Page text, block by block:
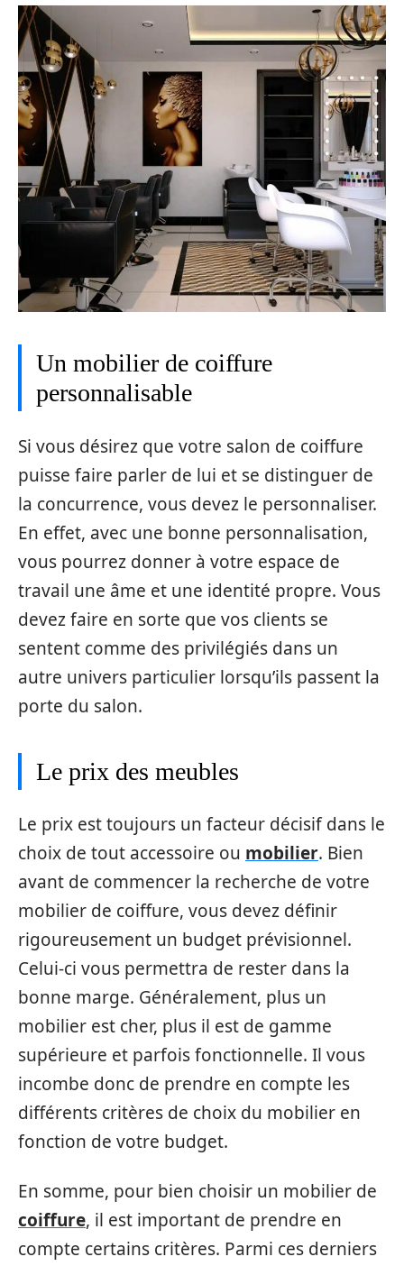
Un mobilier de coiffure
personnalisable
Si vous désirez que votre salon de coiffure
puisse faire parler de lui et se distinguer de
la concurrence, vous devez le personnaliser.
En effet, avec une bonne personnalisation,
vous pourrez donner à votre espace de
travail une âme et une identité propre. Vous
devez faire en sorte que vos clients se
sentent comme des privilégiés dans un
autre univers particulier lorsqu’ils passent la
porte du salon.
Le prix des meubles
Le prix est toujours un facteur décisif dans le
choix de tout accessoire ou mobilier. Bien
avant de commencer la recherche de votre
mobilier de coiffure, vous devez définir
rigoureusement un budget prévisionnel.
Celui-ci vous permettra de rester dans la
bonne marge. Généralement, plus un
mobilier est cher, plus il est de gamme
supérieure et parfois fonctionnelle. Il vous
incombe donc de prendre en compte les
différents critères de choix du mobilier en
fonction de votre budget.
En somme, pour bien choisir un mobilier de
coiffure, il est important de prendre en
compte certains critères. Parmi ces derniers